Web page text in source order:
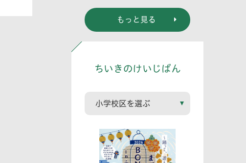
もっと見る
ちいきのけいじばん